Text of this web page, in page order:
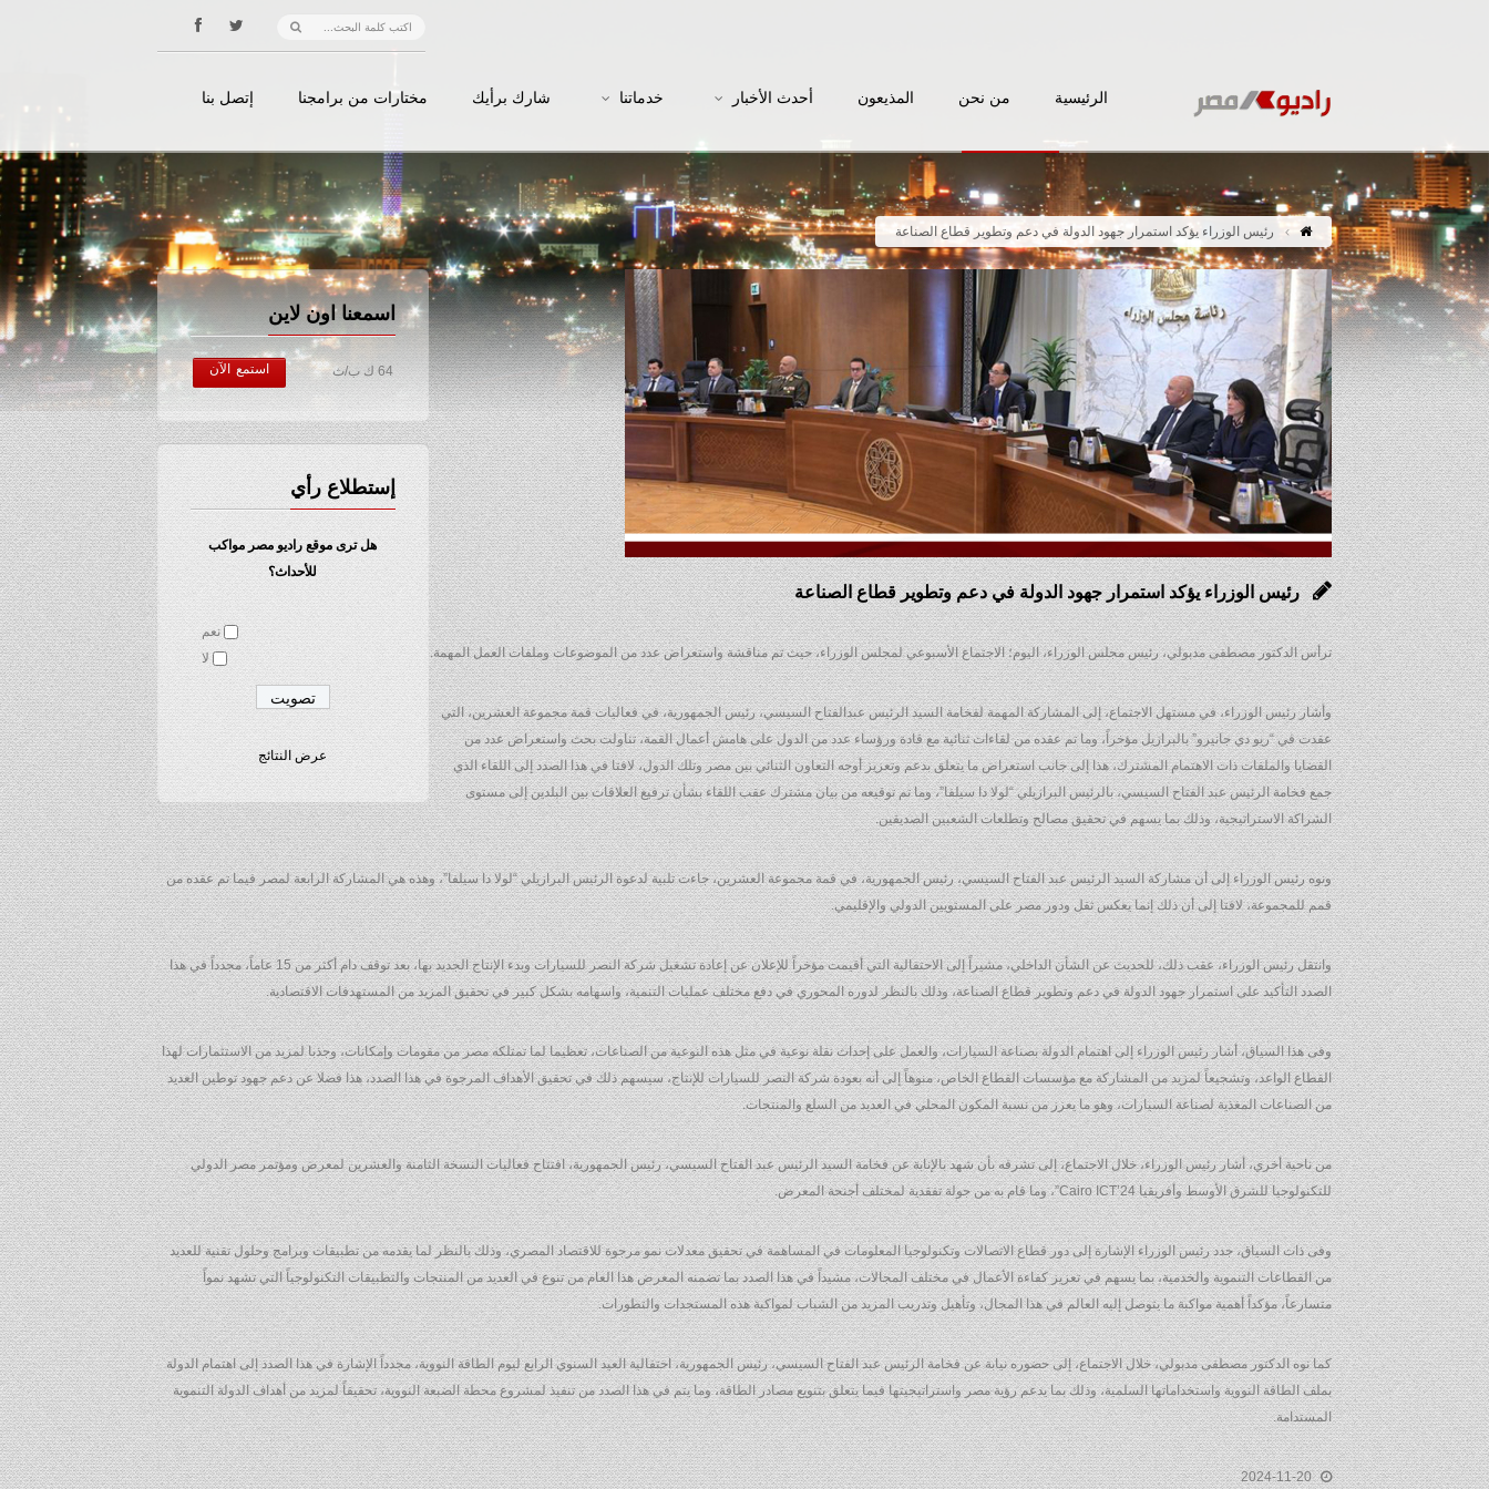
الرئيسية من نحن المذيعون أحدث الأخبار خدماتنا شارك برأيك مختارات من برامجنا إتصل بنا
رئيس الوزراء يؤكد استمرار جهود الدولة في دعم وتطوير قطاع الصناعة
اسمعنا اون لاين
64 ك ب/ث استمع الآن
إستطلاع رأي
هل ترى موقع راديو مصر مواكب
للأحداث؟
نعم
لا
عرض النتائج
رئيس الوزراء يؤكد استمرار جهود الدولة في دعم وتطوير قطاع الصناعة
ترأس الدكتور مصطفى مدبولي، رئيس مجلس الوزراء، اليوم؛ الاجتماع الأسبوعي لمجلس الوزراء، حيث تم مناقشة واستعراض عدد من الموضوعات وملفات العمل المهمة.
وأشار رئيس الوزراء، في مستهل الاجتماع، إلى المشاركة المهمة لفخامة السيد الرئيس عبدالفتاح السيسي، رئيس الجمهورية، في فعاليات قمة مجموعة العشرين، التي
عقدت في “ريو دي جانيرو” بالبرازيل مؤخراً، وما تم عقده من لقاءات ثنائية مع قادة ورؤساء عدد من الدول على هامش أعمال القمة، تناولت بحث واستعراض عدد من
القضايا والملفات ذات الاهتمام المشترك، هذا إلى جانب استعراض ما يتعلق بدعم وتعزيز أوجه التعاون الثنائي بين مصر وتلك الدول، لافتا في هذا الصدد إلى اللقاء الذي
جمع فخامة الرئيس عبد الفتاح السيسي، بالرئيس البرازيلي “لولا دا سيلفا”، وما تم توقيعه من بيان مشترك عقب اللقاء بشأن ترفيع العلاقات بين البلدين إلى مستوى
الشراكة الاستراتيجية، وذلك بما يسهم في تحقيق مصالح وتطلعات الشعبين الصديقين.
ونوه رئيس الوزراء إلى أن مشاركة السيد الرئيس عبد الفتاح السيسي، رئيس الجمهورية، في قمة مجموعة العشرين، جاءت تلبية لدعوة الرئيس البرازيلي “لولا دا سيلفا”، وهذه هي المشاركة الرابعة لمصر فيما تم عقده من
قمم للمجموعة، لافتا إلى أن ذلك إنما يعكس ثقل ودور مصر على المستويين الدولي والإقليمي.
وانتقل رئيس الوزراء، عقب ذلك، للحديث عن الشأن الداخلي، مشيراً إلى الاحتفالية التي أقيمت مؤخراً للإعلان عن إعادة تشغيل شركة النصر للسيارات وبدء الإنتاج الجديد بها، بعد توقف دام أكثر من 15 عاماً، مجدداً في هذا
الصدد التأكيد على استمرار جهود الدولة في دعم وتطوير قطاع الصناعة، وذلك بالنظر لدوره المحوري في دفع مختلف عمليات التنمية، واسهامه بشكل كبير في تحقيق المزيد من المستهدفات الاقتصادية.
وفى هذا السياق، أشار رئيس الوزراء إلى اهتمام الدولة بصناعة السيارات، والعمل على إحداث نقلة نوعية في مثل هذه النوعية من الصناعات، تعظيما لما تمتلكه مصر من مقومات وإمكانات، وجذبا لمزيد من الاستثمارات لهذا
القطاع الواعد، وتشجيعاً لمزيد من المشاركة مع مؤسسات القطاع الخاص، منوهاً إلى أنه بعودة شركة النصر للسيارات للإنتاج، سيسهم ذلك في تحقيق الأهداف المرجوة في هذا الصدد، هذا فضلا عن دعم جهود توطين العديد
من الصناعات المغذية لصناعة السيارات، وهو ما يعزز من نسبة المكون المحلي في العديد من السلع والمنتجات.
من ناحية أخري، أشار رئيس الوزراء، خلال الاجتماع، إلى تشرفه بأن شهد بالإنابة عن فخامة السيد الرئيس عبد الفتاح السيسي، رئيس الجمهورية، افتتاح فعاليات النسخة الثامنة والعشرين لمعرض ومؤتمر مصر الدولي
للتكنولوجيا للشرق الأوسط وأفريقيا Cairo ICT’24”، وما قام به من جولة تفقدية لمختلف أجنحة المعرض.
وفى ذات السياق، جدد رئيس الوزراء الإشارة إلى دور قطاع الاتصالات وتكنولوجيا المعلومات في المساهمة في تحقيق معدلات نمو مرجوة للاقتصاد المصري، وذلك بالنظر لما يقدمه من تطبيقات وبرامج وحلول تقنية للعديد
من القطاعات التنموية والخدمية، بما يسهم في تعزيز كفاءة الأعمال في مختلف المجالات، مشيداً في هذا الصدد بما تضمنه المعرض هذا العام من تنوع في العديد من المنتجات والتطبيقات التكنولوجياً التي تشهد نمواً
متسارعاً، مؤكداً أهمية مواكبة ما يتوصل إليه العالم في هذا المجال، وتأهيل وتدريب المزيد من الشباب لمواكبة هذه المستجدات والتطورات.
كما نوه الدكتور مصطفى مدبولي، خلال الاجتماع، إلى حضوره نيابة عن فخامة الرئيس عبد الفتاح السيسي، رئيس الجمهورية، احتفالية العيد السنوي الرابع ليوم الطاقة النووية، مجدداً الإشارة في هذا الصدد إلى اهتمام الدولة
بملف الطاقة النووية واستخداماتها السلمية، وذلك بما يدعم رؤية مصر واستراتيجيتها فيما يتعلق بتنويع مصادر الطاقة، وما يتم في هذا الصدد من تنفيذ لمشروع محطة الضبعة النووية، تحقيقاً لمزيد من أهداف الدولة التنموية
المستدامة.
2024-11-20